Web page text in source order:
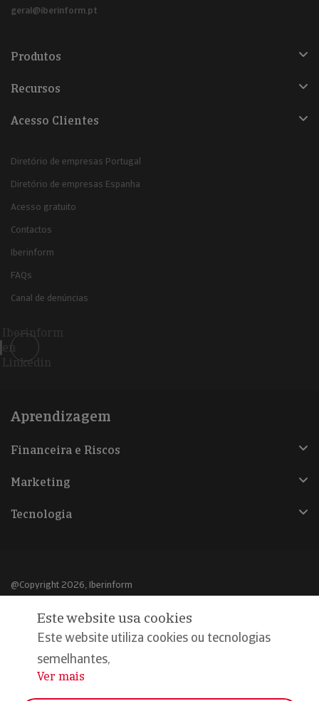
geral@iberinform.pt
Produtos
Recursos
Acesso Clientes
Diretório de empresas Portugal
Diretório de empresas Espanha
Acesso gratuito
Contactos
Iberinform
FAQs
Canal de denúncias
Iberinform
en
Linkedin
Aprendizagem
Financeira e Riscos
Marketing
Tecnologia
@Copyright 2026, Iberinform
Aviso legal
Política de cookies
Declaração de privacidade
Este website usa cookies
Este website utiliza cookies ou tecnologias
semelhantes,
...
Ver mais